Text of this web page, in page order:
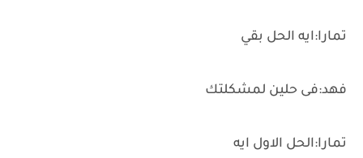
تمارا:ايه الحل بقي
فهد:فى حلين لمشكلتك
تمارا:الحل الاول ايه